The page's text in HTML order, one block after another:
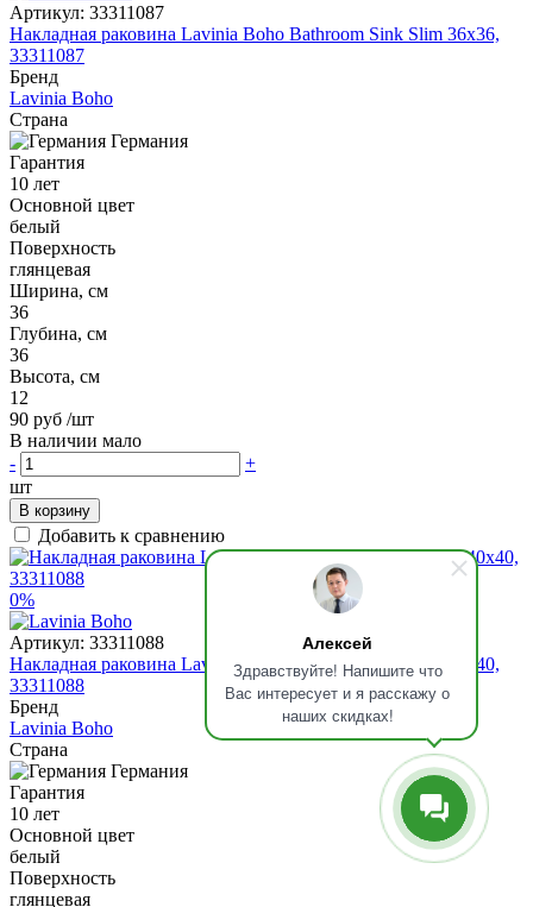
Алексей
Здравствуйте! Напишите что
Вас интересует и я расскажу о
наших скидках!
Артикул: 33311087
Накладная раковина Lavinia Boho Bathroom Sink Slim 36x36,
33311087
Бренд
Lavinia Boho
Страна
Германия
Гарантия
10 лет
Основной цвет
белый
Поверхность
глянцевая
Ширина, см
36
Глубина, см
36
Высота, см
12
90 руб /шт
В наличии мало
-
+
шт
В корзину
Добавить к сравнению
0%
Артикул: 33311088
Накладная раковина Lavinia Boho Bathroom Sink Slim 40x40,
33311088
Бренд
Lavinia Boho
Страна
Германия
Гарантия
10 лет
Основной цвет
белый
Поверхность
глянцевая